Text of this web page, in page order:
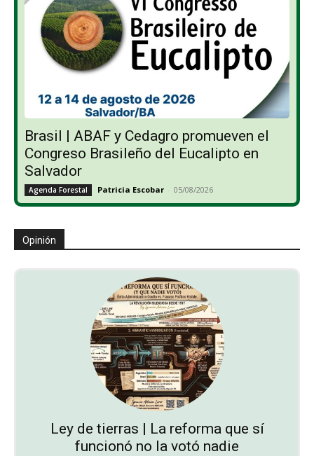
Brasil | ABAF y Cedagro promueven el
Congreso Brasileño del Eucalipto en
Salvador
Agenda Forestal Patricia Escobar - 05/08/2026
Opinión
Ley de tierras | La reforma que sí
funcionó no la votó nadie